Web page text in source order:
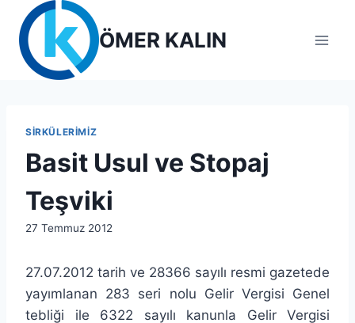
content
ÖMER KALIN
SIRKÜLERIMIZ
Basit Usul ve Stopaj
Teşviki
By
27 Temmuz 2012
27.07.2012 tarih ve 28366 sayılı resmi gazetede
yayımlanan 283 seri nolu Gelir Vergisi Genel
tebliği ile 6322 sayılı kanunla Gelir Vergisi